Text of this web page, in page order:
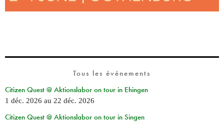
Tous les événements
Citizen Quest @ Aktionslabor on tour in Ehingen
1 déc. 2026 au 22 déc. 2026
Citizen Quest @ Aktionslabor on tour in Singen